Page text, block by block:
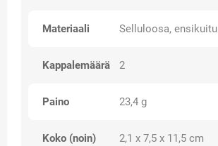
Materiaali Selluloosa, ensikuitu
Kappalemäärä 2
Paino 23,4 g
Koko (noin) 2,1 x 7,5 x 11,5 cm